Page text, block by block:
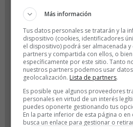
Recuérdame
ACCEDER
Registro
¿Has olvidado tu contraseña?
VOLVER
Más información
Tus datos personales se tratarán y la
dispositivo (cookies, identificadores
el dispositivo) podrá ser almacenada
partners y compartida con ellos, o
específicamente por este sitio. Tanto
nuestros partners podemos usar
geolocalización. Lista de partners.
Es posible que algunos proveedores
personales en virtud de un interés
puedes oponerte gestionando tus
En la parte inferior de esta página o en
busca un enlace para gestionar o